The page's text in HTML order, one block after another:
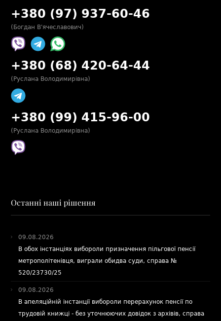
+380 (97) 937-60-46
(Богдан В'ячеславович)
+380 (68) 420-64-44
(Руслана Володимирівна)
+380 (99) 415-96-00
(Руслана Володимирівна)
Останні наші рішення
09.08.2026
В обох інстанціях вибороли призначення пільгової пенсії
метрополітенівця, виграли обидва суди, справа №
520/23730/25
09.08.2026
В апеляційній інстанції вибороли перерахунок пенсії по
трудовій книжці - без уточнюючих довідок з архівів, справа